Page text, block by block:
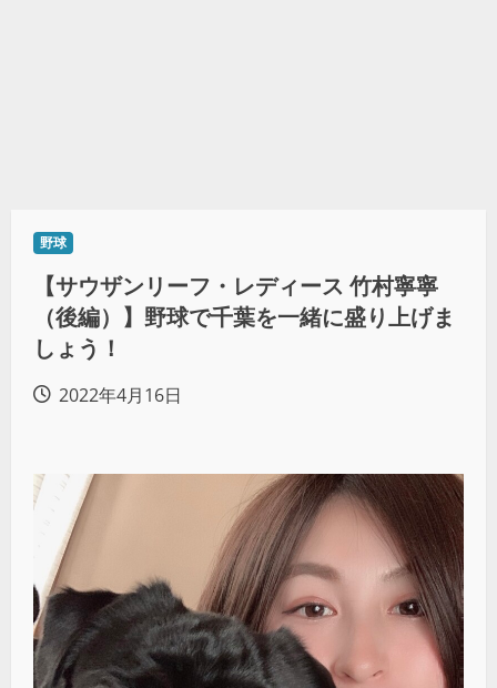
野球
【サウザンリーフ・レディース 竹村寧寧
（後編）】野球で千葉を一緒に盛り上げま
しょう！
2022年4月16日